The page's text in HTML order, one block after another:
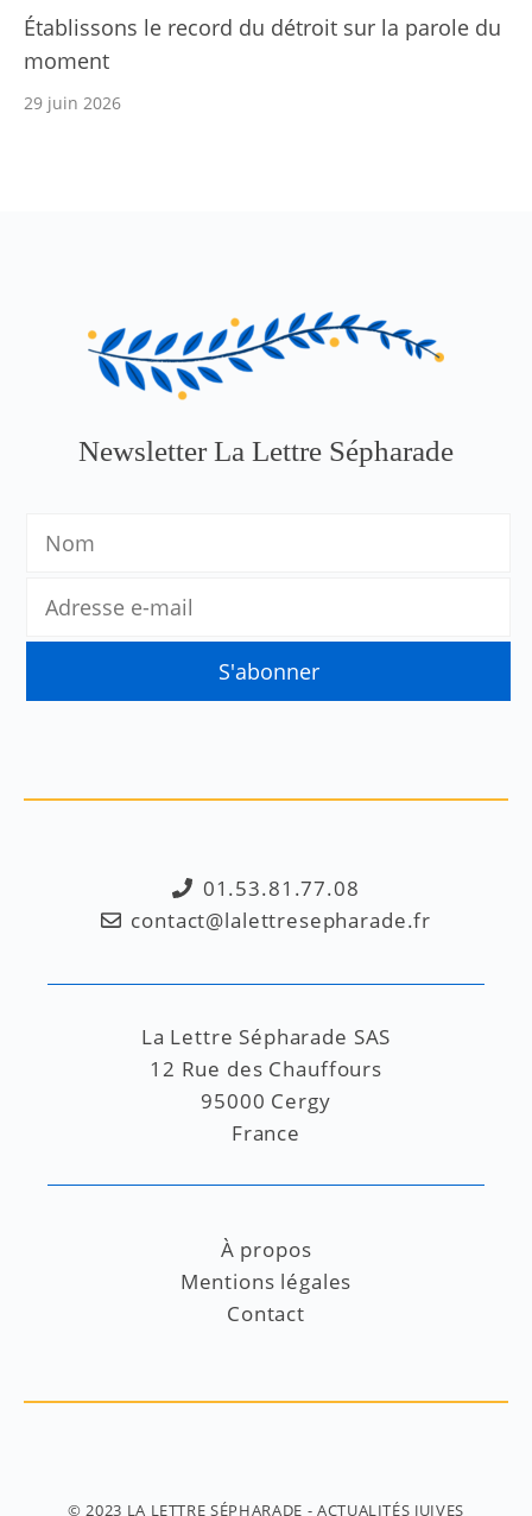
Établissons le record du détroit sur la parole du
moment
29 juin 2026
Newsletter La Lettre Sépharade
01.53.81.77.08
contact@lalettresepharade.fr
La Lettre Sépharade SAS
12 Rue des Chauffours
95000 Cergy
France
À propos
Mentions légales
Contact
© 2023 LA LETTRE SÉPHARADE - ACTUALITÉS JUIVES